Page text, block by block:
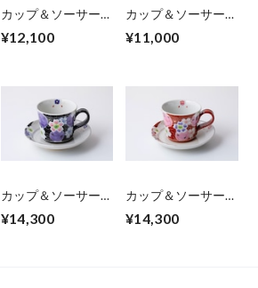
カップ＆ソーサー
¥12,100
カップ＆ソーサー
¥11,000
カップ＆ソーサー
¥14,300
カップ＆ソーサー
¥14,300